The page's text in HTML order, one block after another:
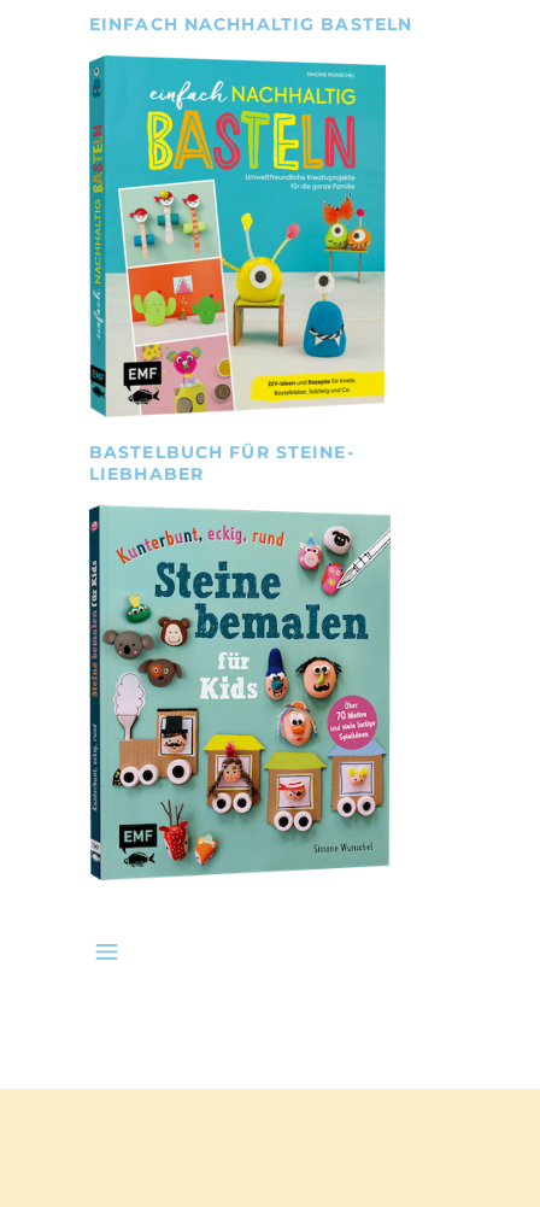
EINFACH NACHHALTIG BASTELN
BASTELBUCH FÜR STEINE-
LIEBHABER